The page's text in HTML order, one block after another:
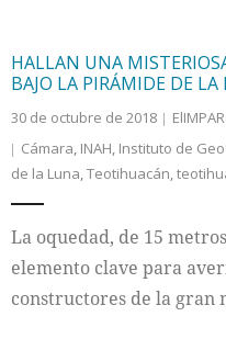
HALLAN UNA
BAJO LA PIRÁMIDE DE
30 de octubre de 2018
Cámara, INAH, Instituto de
de la Luna,Teotihuacán,
La oquedad, de 15
elemento clave para
constructores de la gran